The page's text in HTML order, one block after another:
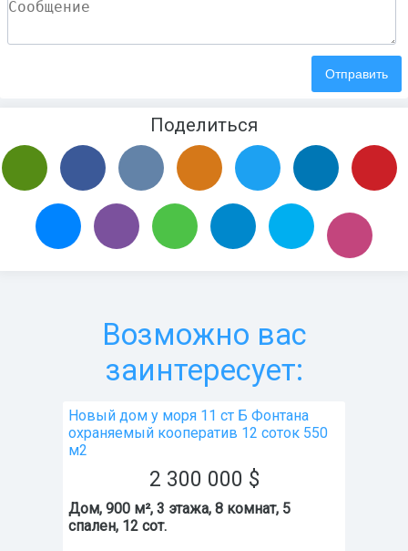
Поделиться
Возможно вас
заинтересует:
Новый дом у моря 11 ст Б Фонтана
охраняемый кооператив 12 соток 550
м2
2 300 000 $
Дом, 900 м², 3 этажа, 8 комнат, 5
спален, 12 сот.